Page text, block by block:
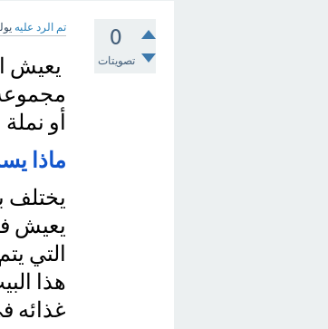
0
تصويتات
تم الرد عليه يوليو
أو نملة
ماذا
غذائه